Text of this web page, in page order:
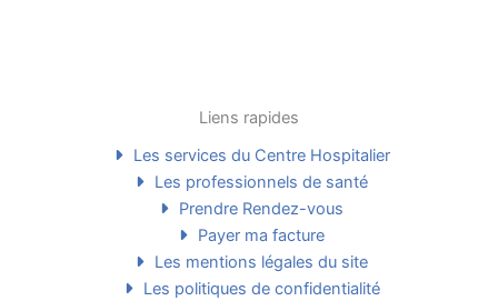
Liens rapides
Les services du Centre Hospitalier
Les professionnels de santé
Prendre Rendez-vous
Payer ma facture
Les mentions légales du site
Les politiques de confidentialité